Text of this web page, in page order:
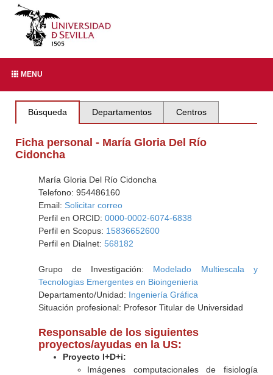
MENU
Búsqueda Departamentos Centros
Ficha personal - María Gloria Del Río
Cidoncha
María Gloria Del Río Cidoncha
Telefono: 954486160
Email: Solicitar correo
Perfil en ORCID: 0000-0002-6074-6838
Perfil en Scopus: 15836652600
Perfil en Dialnet: 568182
Grupo de Investigación: Modelado Multiescala y
Tecnologias Emergentes en Bioingenieria
Departamento/Unidad: Ingeniería Gráfica
Situación profesional: Profesor Titular de Universidad
Responsable de los siguientes
proyectos/ayudas en la US:
Proyecto I+D+i:
Imágenes computacionales de fisiología